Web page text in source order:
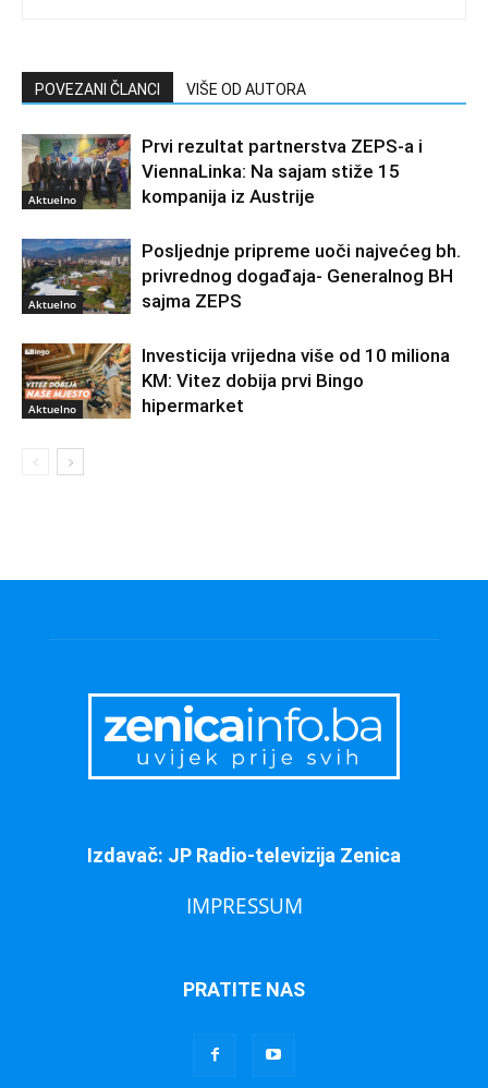
POVEZANI ČLANCI VIŠE OD AUTORA
Aktuelno
Prvi rezultat partnerstva ZEPS-a i
ViennaLinka: Na sajam stiže 15
kompanija iz Austrije
Aktuelno
Posljednje pripreme uoči najvećeg bh.
privrednog događaja- Generalnog BH
sajma ZEPS
Aktuelno
Investicija vrijedna više od 10 miliona
KM: Vitez dobija prvi Bingo
hipermarket
Izdavač: JP Radio-televizija Zenica
IMPRESSUM
PRATITE NAS